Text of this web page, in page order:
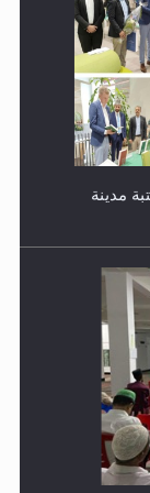
شيتاغونغ –